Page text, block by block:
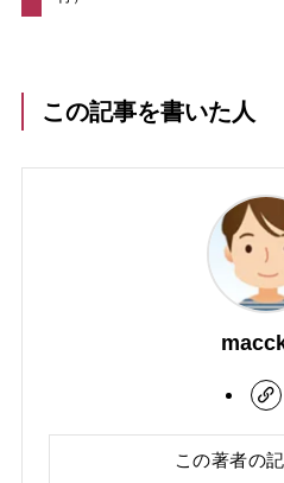
この記事を書いた人
この著者の